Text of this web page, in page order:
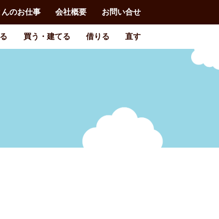
のお仕事 会社概要 お問い合せ
買う・建てる 借りる 直す